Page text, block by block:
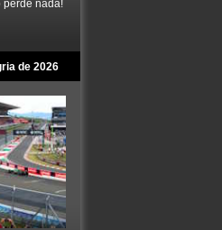
perde nada!
de 2026